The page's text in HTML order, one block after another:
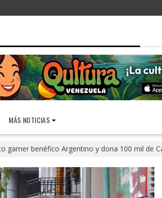
MÁS NOTICIAS
gamer benéfico Argentino y dona 100 mil de